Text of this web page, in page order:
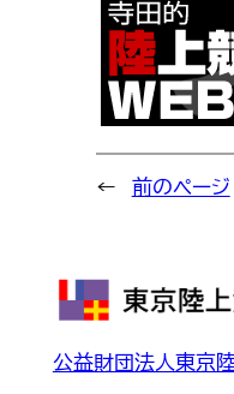
← 前のページ
公益財団法人東京